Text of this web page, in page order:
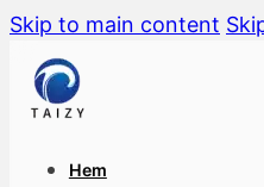
Skip to main content
Hem